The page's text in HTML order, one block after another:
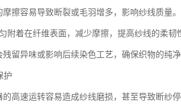
擦容易导致断裂或毛羽增多，影响纱线质量。
附着在纤维表面，减少摩擦，提高纱线的柔韧
留异味或影响后续染色工艺，确保织物的纯净
护
高速运转容易造成纱线磨损，甚至导致断纱停